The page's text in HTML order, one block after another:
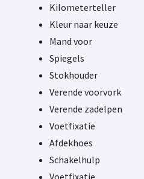
Kilometerteller
Kleur naar keuze
Mand voor
Spiegels
Stokhouder
Verende voorvork
Verende zadelpen
Voetfixatie
Afdekhoes
Schakelhulp